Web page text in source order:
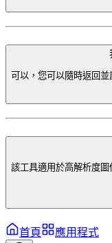
可以，您可以隨時返回
該工具適用於高解析度
首頁 應用程式